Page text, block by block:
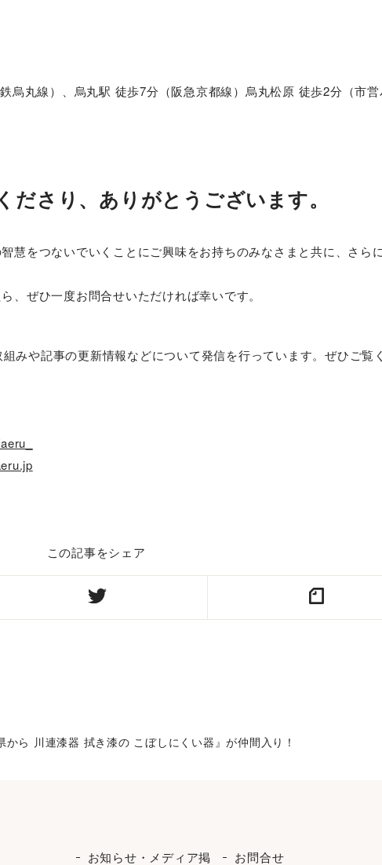
烏丸線）、烏丸駅 徒歩7分（阪急京都線）烏丸松原 徒歩2分（市
ださり、ありがとうございます。
慧をつないでいくことにご興味をお持ちのみなさまと共に、さら
、ぜひ一度お問合せいただければ幸いです。
みや記事の更新情報などについて発信を行っています。ぜひご覧
この記事をシェア
から 川連漆器 拭き漆の こぼしにくい器』が仲間入り！
お知らせ・メディア掲 お問合せ